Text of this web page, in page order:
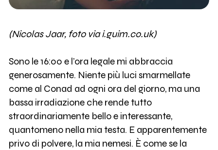
(Nicolas Jaar, foto via i.guim.co.uk)
Sono le 16:00 e l’ora legale mi abbraccia
generosamente. Niente più luci smarmellate
come al Conad ad ogni ora del giorno, ma una
bassa irradiazione che rende tutto
straordinariamente bello e interessante,
quantomeno nella mia testa. E apparentemente
privo di polvere, la mia nemesi. È come se la